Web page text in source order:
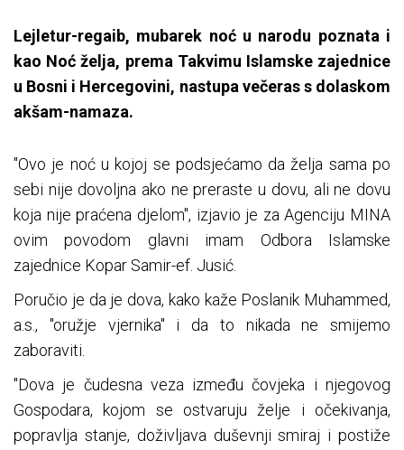
Lejletur-regaib, mubarek noć u narodu poznata i
kao Noć želja, prema Takvimu Islamske zajednice
u Bosni i Hercegovini, nastupa večeras s dolaskom
akšam-namaza.
"Ovo je noć u kojoj se podsjećamo da želja sama po
sebi nije dovoljna ako ne preraste u dovu, ali ne dovu
koja nije praćena djelom", izjavio je za Agenciju MINA
ovim povodom glavni imam Odbora Islamske
zajednice Kopar Samir-ef. Jusić.
Poručio je da je dova, kako kaže Poslanik Muhammed,
a.s., "oružje vjernika" i da to nikada ne smijemo
zaboraviti.
"Dova je čudesna veza između čovjeka i njegovog
Gospodara, kojom se ostvaruju želje i očekivanja,
popravlja stanje, doživljava duševnji smiraj i postiže